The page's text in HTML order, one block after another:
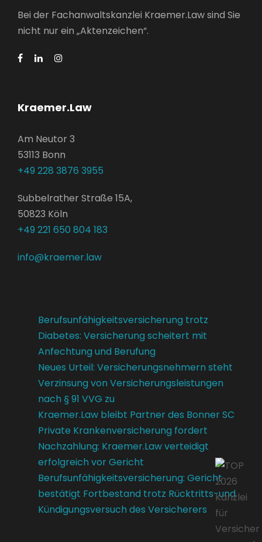
Bei der Fachanwaltskanzlei Kraemer.Law sind Sie
nicht nur ein „Aktenzeichen“.
Kraemer.Law
Am Neutor 3
53113 Bonn
+49 228 3876 3955
Subbelrather Straße 15A,
50823 Köln
+49 221 650 804 183
info@kraemer.law
Berufsunfähigkeitsversicherung trotz
Diabetes: Versicherung scheitert mit
Anfechtung und Berufung
Neues Urteil: Versicherungsnehmern steht
Verzinsung von Versicherungsleistungen
nach § 91 VVG zu
Kraemer.Law bleibt Partner des Bonner SC
Private Krankenversicherung fordert
Nachzahlung: Kraemer.Law verteidigt
erfolgreich vor Gericht
Berufsunfähigkeitsversicherung: Gericht
bestätigt Fortbestand trotz Rücktritts-und
Kündigungsversuch des Versicherers